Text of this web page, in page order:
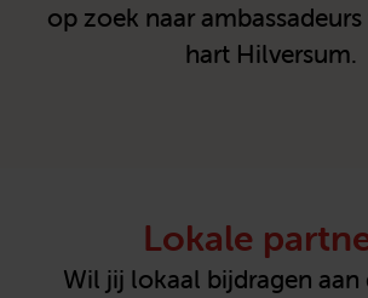
op zoek naar
hart Hilversum.
Lokale
Wil jij lokaal bijdragen aan